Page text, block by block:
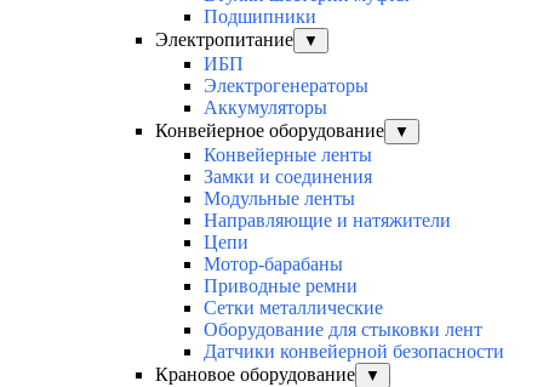
Подшипники
Электропитание
▼
ИБП
Электрогенераторы
Аккумуляторы
Конвейерное оборудование
▼
Конвейерные ленты
Замки и соединения
Модульные ленты
Направляющие и натяжители
Цепи
Мотор-барабаны
Приводные ремни
Сетки металлические
Оборудование для стыковки лент
Датчики конвейерной безопасности
Крановое оборудование
▼